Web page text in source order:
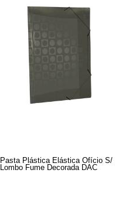
Pasta Plástica Elástica Ofício S/
Lombo Fume Decorada DAC